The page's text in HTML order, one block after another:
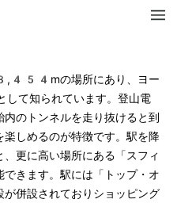
3,454mの場所にあり、ヨー
て知られています。登山電
のトンネルを走り抜けると到
しめるのが特徴です。駅を降
更に高い場所にある「スフィ
きます。駅には「トップ・オ
併設されておりショッピング